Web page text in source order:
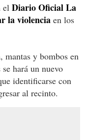
el Diario Oficial La
la violencia en los
mantas y bombos en
hará un nuevo
identificarse con
al recinto.